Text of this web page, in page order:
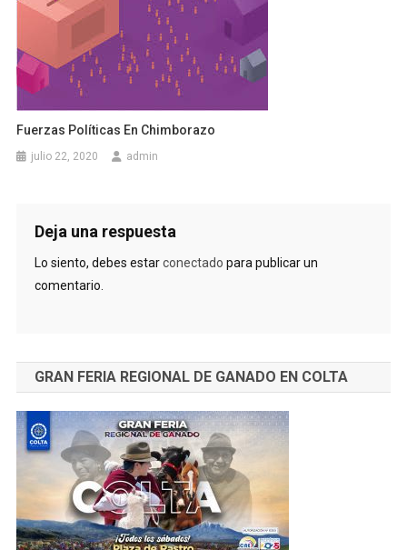
Fuerzas Políticas En Chimborazo
julio 22, 2020 admin
Deja una respuesta
Lo siento, debes estarconectado para publicar un
comentario.
GRAN FERIA REGIONAL DE GANADO EN COLTA